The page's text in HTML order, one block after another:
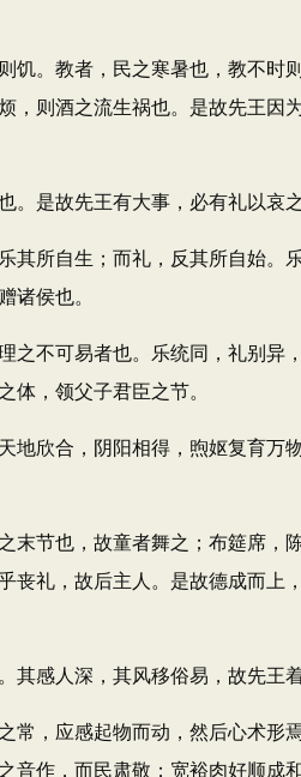
。教者，民之寒暑也，教不时
，则酒之流生祸也。是故先王
是故先王有大事，必有礼以哀之
所自生；而礼，反其所自始。
诸侯也。
不可易者也。乐统同，礼别异
体，领父子君臣之节。
欣合，阴阳相得，煦妪复育万
节也，故童者舞之；布筵席，
丧礼，故后主人。是故德成而
感人深，其风移俗易，故先王着
，应感起物而动，然后心术形
音作，而民肃敬；宽裕肉好顺成